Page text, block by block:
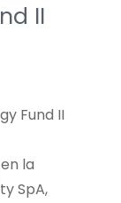
II
Fund II
la
SpA,